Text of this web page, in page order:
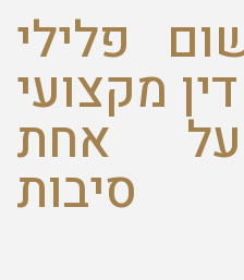
פלילי
מקצועי
אחת